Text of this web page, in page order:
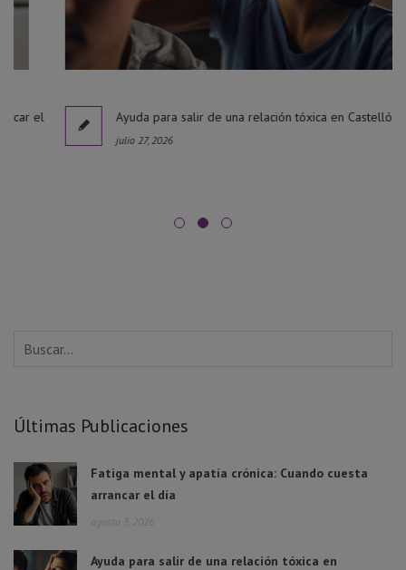
Ayuda para salir de una relación tóxica en Castellón
julio 27, 2026
Últimas Publicaciones
Fatiga mental y apatía crónica: Cuando cuesta
arrancar el día
agosto 3, 2026
Ayuda para salir de una relación tóxica en